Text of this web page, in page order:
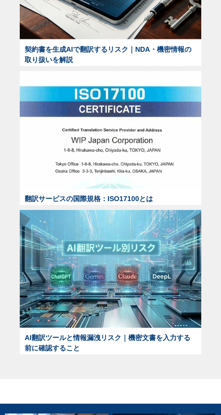
契約書を生成AIで翻訳するリスク｜NDA・機密情報の
取り扱いを解説
翻訳サービスの国際規格：ISO17100とは
AI翻訳ツールと情報漏洩リスク｜機密文書を入力する
前に確認すること